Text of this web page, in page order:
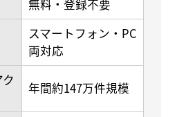
無料・登録不要
スマートフォン・PC
両対応
年間約147万件規模